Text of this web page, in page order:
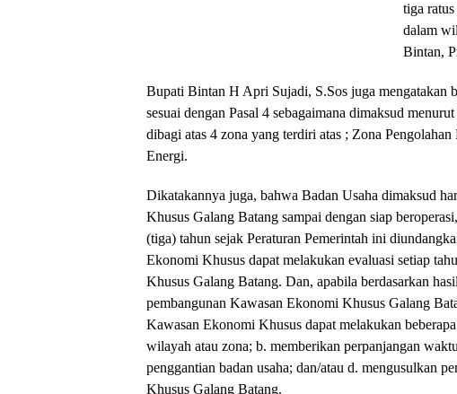
tiga
dalam
Bintan,
Bupati Bintan H Apri Sujadi, S.Sos juga mengatakan
sesuai dengan Pasal 4 sebagaimana dimaksud
dibagi atas 4 zona yang terdiri atas ; Zona
Energi.
Dikatakannya juga, bahwa Badan Usaha dimaksud
Khusus Galang Batang sampai dengan siap
(tiga) tahun sejak Peraturan Pemerintah ini
Ekonomi Khusus dapat melakukan evaluasi setiap
Khusus Galang Batang. Dan, apabila berdasarkan
pembangunan Kawasan Ekonomi Khusus Galang
Kawasan Ekonomi Khusus dapat melakukan
wilayah atau zona; b. memberikan perpanjangan
penggantian badan usaha; dan/atau d. mengusulkan
Khusus Galang Batang.